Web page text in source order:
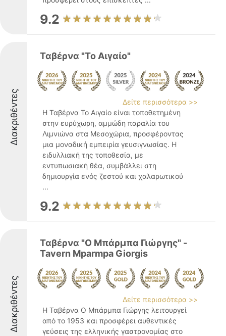
9.2
Διακριθέντες
Ταβέρνα "Το Αιγαίο"
Δείτε περισσότερα >>
Η Ταβέρνα Το Αιγαίο είναι τοποθετημένη
στην ευρύχωρη, αμμώδη παραλία του
Λιμνιώνα στα Μεσοχώρια, προσφέροντας
μια μοναδική εμπειρία γευσιγνωσίας. Η
ειδυλλιακή της τοποθεσία, με
εντυπωσιακή θέα, συμβάλλει στη
δημιουργία ενός ζεστού και χαλαρωτικού
...
9.2
Διακριθέντες
Ταβέρνα "Ο Μπάρμπα Γιώργης" -
Tavern Mparmpa Giorgis
Δείτε περισσότερα >>
Η Ταβέρνα Ο Μπάρμπα Γιώργης λειτουργεί
από το 1953 και προσφέρει αυθεντικές
γεύσεις της ελληνικής γαστρονομίας στο